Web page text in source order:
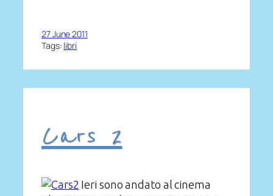
27 June 2011
Tags: libri
Cars 2
Ieri sono andato al cinema